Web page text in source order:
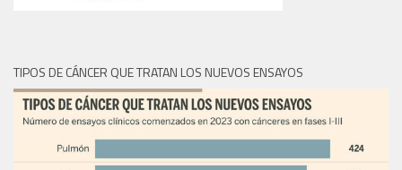
TIPOS DE CÁNCER QUE TRATAN LOS NUEVOS ENSAYOS